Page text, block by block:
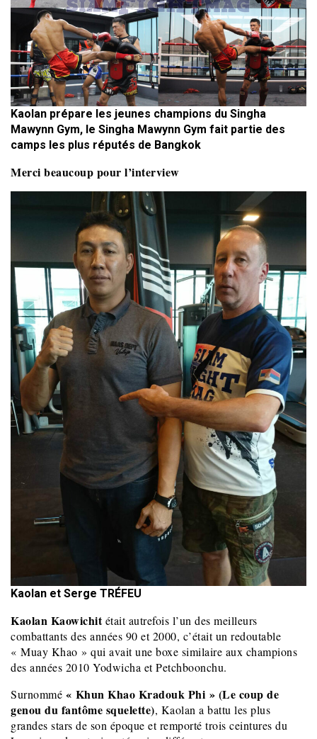
Kaolan prépare les jeunes champions du Singha
Mawynn Gym, le Singha Mawynn Gym fait partie des
camps les plus réputés de Bangkok
Merci beaucoup pour l’interview
Kaolan et Serge TRÉFEU
Kaolan Kaowichitétait autrefois l’un des meilleurs
combattants des années 90 et 2000, c’était un redoutable
« Muay Khao » qui avait une boxe similaire aux champions
des années 2010 Yodwicha et Petchboonchu.
Surnommé « Khun Khao Kradouk Phi » (Le coup de
genou du fantôme squelette), Kaolan a battu les plus
grandes stars de son époque et remporté trois ceintures du